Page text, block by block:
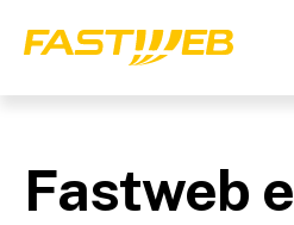
Fastweb e